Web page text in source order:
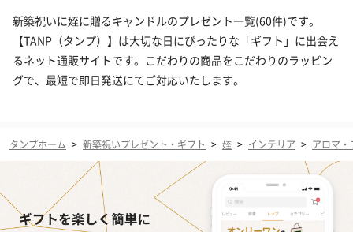
新築祝いに姪に贈るキャンドルのプレゼント一覧(60件)です。
【TANP（タンプ）】は大切な日にぴったりな「ギフト」に出会え
るネット通販サイトです。こだわりの商品をこだわりのラッピン
グで、最短で即日発送にてご対応いたします。
タンプホーム > 新築祝いプレゼント・ギフト > 姪 > インテリア > アロマ